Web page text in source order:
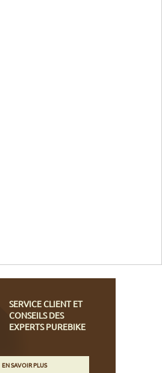
SERVICE CLIENT ET
CONSEILS DES
EXPERTS PUREBIKE
EN SAVOIR PLUS